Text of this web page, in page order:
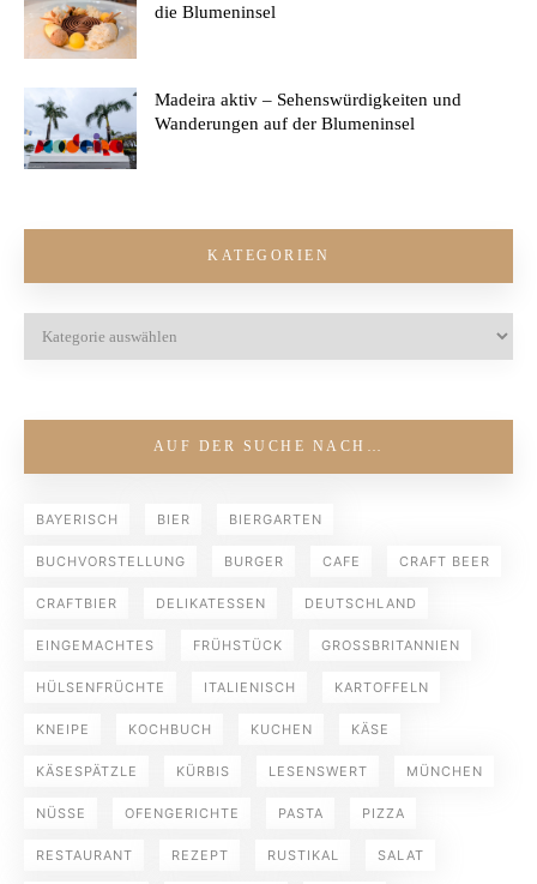
die Blumeninsel
Madeira aktiv – Sehenswürdigkeiten und
Wanderungen auf der Blumeninsel
KATEGORIEN
AUF DER SUCHE NACH…
BAYERISCH BIER BIERGARTEN
BUCHVORSTELLUNG BURGER CAFE CRAFT BEER
CRAFTBIER DELIKATESSEN DEUTSCHLAND
EINGEMACHTES FRÜHSTÜCK GROSSBRITANNIEN
HÜLSENFRÜCHTE ITALIENISCH KARTOFFELN
KNEIPE KOCHBUCH KUCHEN KÄSE
KÄSESPÄTZLE KÜRBIS LESENSWERT MÜNCHEN
NÜSSE OFENGERICHTE PASTA PIZZA
RESTAURANT REZEPT RUSTIKAL SALAT